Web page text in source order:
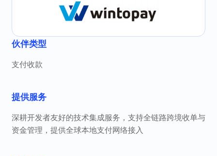
伙伴类型
支付收款
提供服务
深耕开发者友好的技术集成服务，支持全链路跨境收单与
资金管理，提供全球本地支付网络接入